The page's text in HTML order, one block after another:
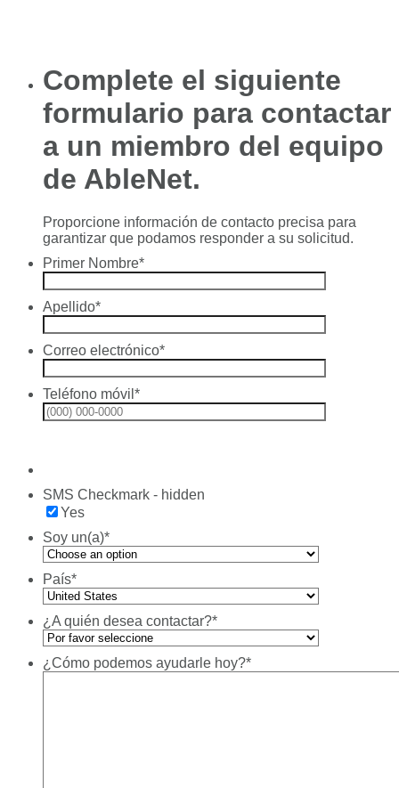
Complete el siguiente
formulario para contactar
a un miembro del equipo
de AbleNet.
Proporcione información de contacto precisa para
garantizar que podamos responder a su solicitud.
Primer Nombre*
Apellido*
Correo electrónico*
Teléfono móvil *
SMS Checkmark - hidden
Yes
Soy un(a)*
País*
¿A quién desea contactar?*
¿Cómo podemos ayudarle hoy?*